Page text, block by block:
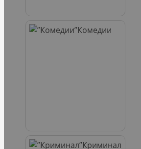
Комедии
Криминал